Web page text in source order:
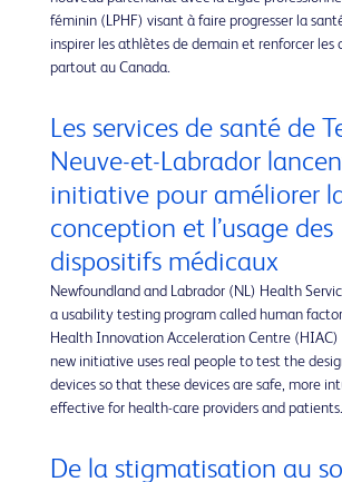
féminin (LPHF) visant à faire progresser la
inspirer les athlètes de demain et renforcer les
partout au Canada.
Les services de santé de
Neuve-et-Labrador
initiative pour améliorer
conception et l’usage des
dispositifs médicaux
Newfoundland and Labrador (NL) Health
a usability testing program called human
Health Innovation Acceleration Centre (HIAC)
new initiative uses real people to test the
devices so that these devices are safe, more
effective for health-care providers and patients.
De la stigmatisation au